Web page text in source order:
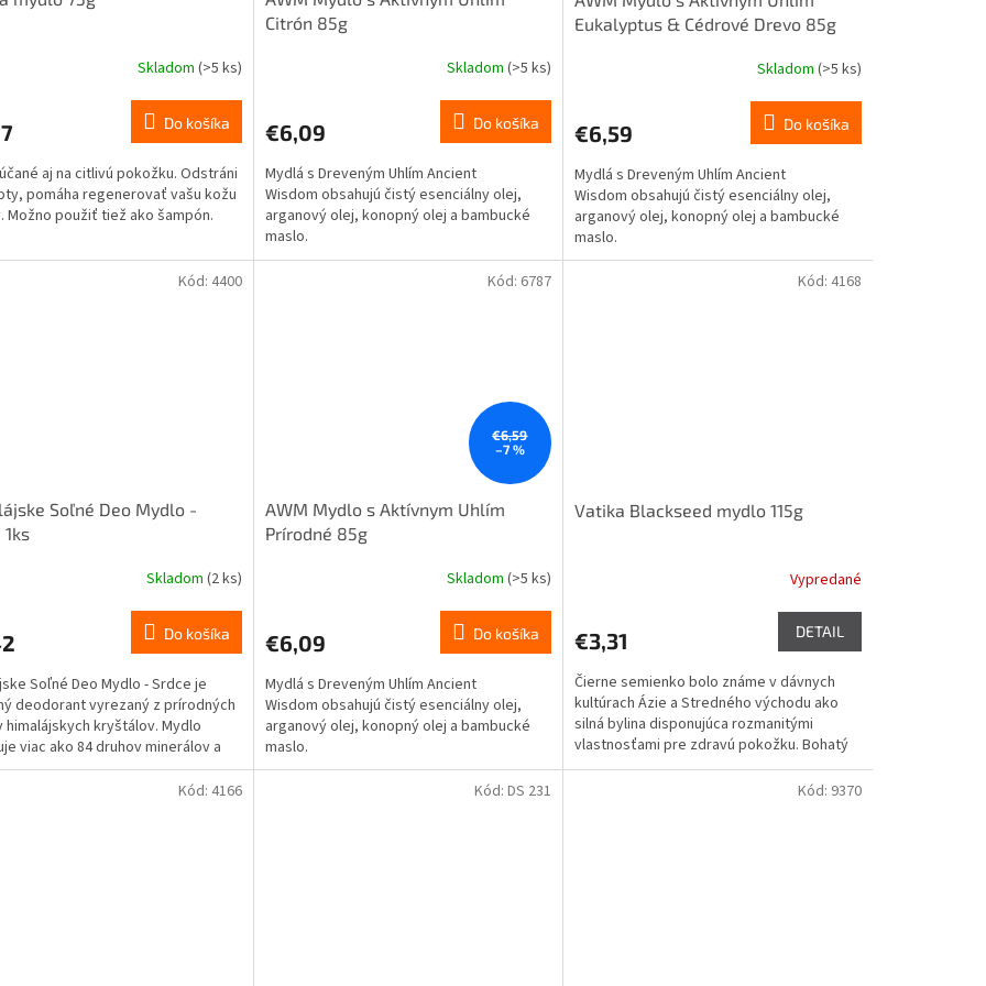
Skladom (>5 ks)
Do košíka
aj na citlivú pokožku. Odstráni
pomáha regenerovať vašu kožu
Možno použiť tiež ako šampón.
Citrón 85g
Skladom (>5 ks)
€6,09 Do košíka
Mydlá s Dreveným Uhlím Ancient
Wisdom obsahujú čistý esenciálny olej,
arganový olej, konopný olej a bambucké
maslo.
Eukalyptus & Cédrové Drevo 85g
Skladom (>5 ks)
€6,59 Do košíka
Mydlá s Dreveným Uhlím Ancient
Wisdom obsahujú čistý esenciálny olej,
arganový olej, konopný olej a bambucké
maslo.
Soľné Deo Mydlo -
1ks
Skladom (2 ks)
Do košíka
Soľné Deo Mydlo - Srdce je
deodorant vyrezaný z prírodných
himalájskych kryštálov. Mydlo
viac ako 84 druhov minerálov a
prvkov ako...
Kód: 4400
€6,59
–7 %
AWM Mydlo s Aktívnym Uhlím
Prírodné 85g
Skladom (>5 ks)
€6,09 Do košíka
Mydlá s Dreveným Uhlím Ancient
Wisdom obsahujú čistý esenciálny olej,
arganový olej, konopný olej a bambucké
maslo.
Kód: 6787
Vatika Blackseed mydlo 115g
Vypredané
€3,31 DETAIL
Čierne semienko bolo známe v dávnych
kultúrach Ázie a Stredného východu ako
silná bylina disponujúca rozmanitými
vlastnosťami pre zdravú pokožku. Bohatý
zdroj vitamínov a...
Kód: 4168
Kód: 4166 Kód: DS 231 Kód: 9370